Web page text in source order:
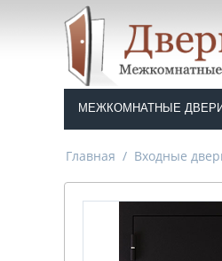
МЕЖКОМНАТНЫЕ
Главная / Входные